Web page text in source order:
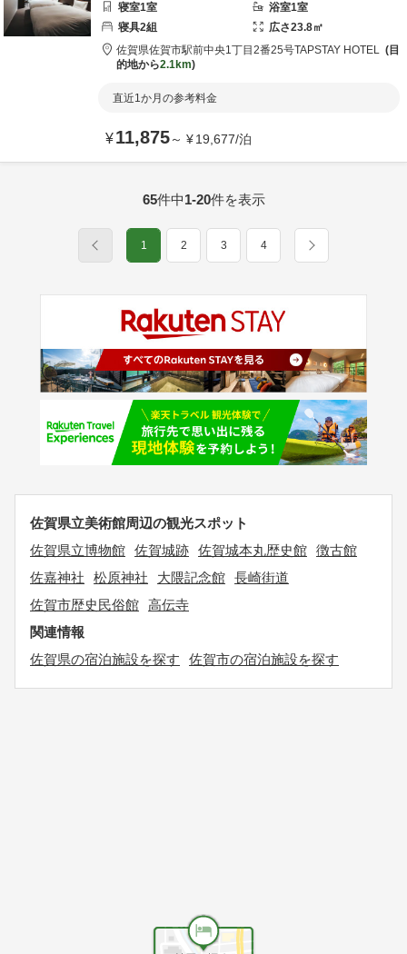
寝室1室 浴室1室
寝具2組 広さ23.8㎡
佐賀県佐賀市駅前中央1丁目2番25号TAPSTAY HOTEL
目
的地から2.1km
直近1か月の参考料金
¥11,875～ ¥19,677/泊
65件中1-20件を表示
1 2 3 4
佐賀県立美術館周辺の観光スポット
佐賀県立博物館 佐賀城跡 佐賀城本丸歴史館 徴古館
佐嘉神社
松原神社 大隈記念館 長崎街道
佐賀市歴史民俗館 高伝寺
関連情報
佐賀県の宿泊施設を探す
佐賀市の宿泊施設を探す